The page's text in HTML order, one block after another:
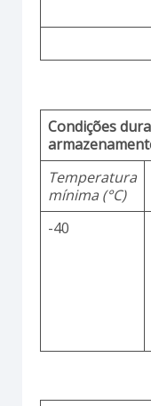
Condições
Temperatura
mínima (°C)
-40